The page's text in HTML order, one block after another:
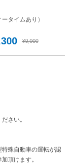
タイムあり）
¥9,000
さい。
特殊自動車の運転が認
頂けます。